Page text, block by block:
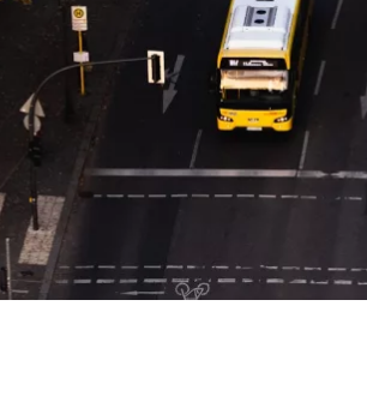
Industrietransformation
Klimafinanzierung
Wirtschaft, Finanzen & Handel
Unternehmensverantwortung
Globaler Handel
Ressourcen & Kreislaufwirtschaft